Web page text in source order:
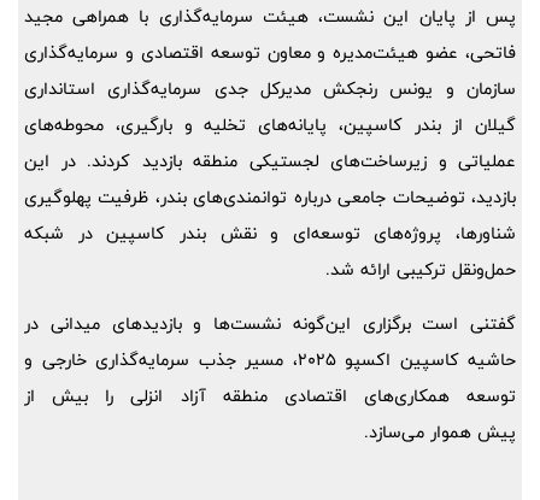
پس از پایان این نشست، هیئت سرمایه‌گذاری با همراهی مجید
فاتحی، عضو هیئت‌مدیره و معاون توسعه اقتصادی و سرمایه‌گذاری
سازمان و یونس رنجکش مدیرکل جدی سرمایه‌گذاری استانداری
گیلان از بندر کاسپین، پایانه‌های تخلیه و بارگیری، محوطه‌های
عملیاتی و زیرساخت‌های لجستیکی منطقه بازدید کردند. در این
بازدید، توضیحات جامعی درباره توانمندی‌های بندر، ظرفیت پهلوگیری
شناورها، پروژه‌های توسعه‌ای و نقش بندر کاسپین در شبکه
حمل‌ونقل ترکیبی ارائه شد.
گفتنی است برگزاری این‌گونه نشست‌ها و بازدیدهای میدانی در
حاشیه کاسپین اکسپو 2025، مسیر جذب سرمایه‌گذاری خارجی و
توسعه همکاری‌های اقتصادی منطقه آزاد انزلی را بیش از
پیش هموار می‌سازد.